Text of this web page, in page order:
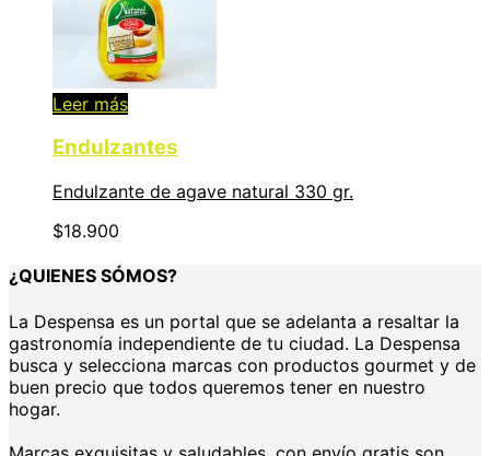
Leer más
Endulzantes
Endulzante de agave natural 330 gr.
$18.900
¿QUIENES SÓMOS?
La Despensa es un portal que se adelanta a resaltar la
gastronomía independiente de tu ciudad. La Despensa
busca y selecciona marcas con productos gourmet y de
buen precio que todos queremos tener en nuestro
hogar.